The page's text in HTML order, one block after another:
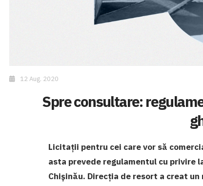
12 Aug. 2020
Spre consultare:
Licitații pentru cei care vor să
asta prevede regulamentul cu privire
Chișinău. Direcția de resort a creat